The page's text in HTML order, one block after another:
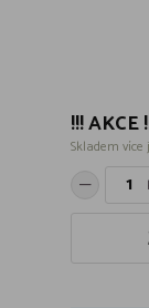
!!!
Skladem